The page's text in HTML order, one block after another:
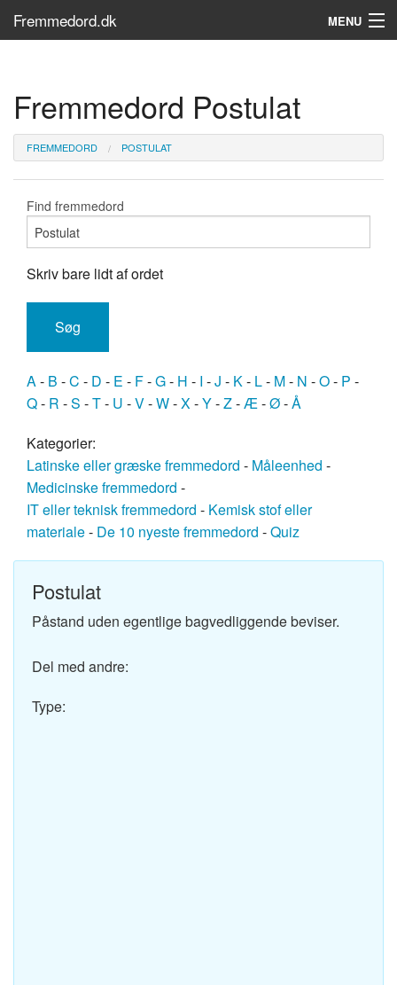
Fremmedord.dk MENU
Søg...
Find bøger
Fremmedord Postulat
FREMMEDORD POSTULAT
Find fremmedord
Skriv bare lidt af ordet
A- B -C - D - E - F-G- H - I -J - K- L- M- N -O- P -
Q- R -S -T- U -V-W-X-Y-Z-Æ-Ø-Å
Kategorier:
Latinske eller græske fremmedord - Måleenhed -
Medicinske fremmedord -
IT eller teknisk fremmedord - Kemisk stof eller
materiale- De 10 nyeste fremmedord -Quiz
Postulat
Påstand uden egentlige bagvedliggende beviser.
Del med andre:
Type: